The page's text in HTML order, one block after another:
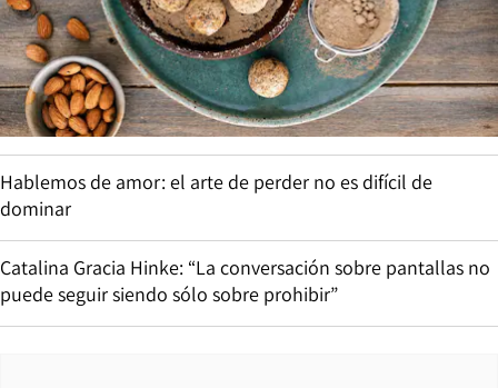
Hablemos de amor: el arte de perder no es difícil de
dominar
Catalina Gracia Hinke: “La conversación sobre pantallas no
puede seguir siendo sólo sobre prohibir”